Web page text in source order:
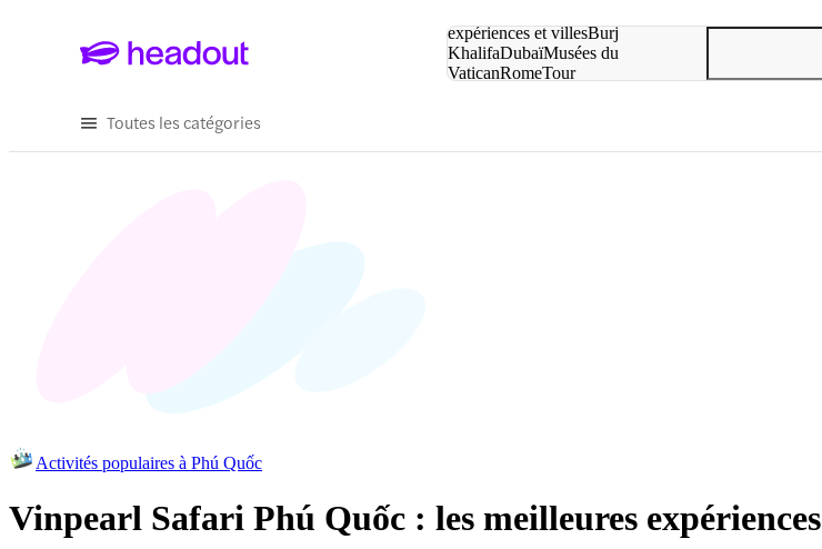
expériences et villesBurj
KhalifaDubaïMusées du
VaticanRomeTour
Toutes les catégories
Activités populaires à Phú Quốc
Vinpearl Safari Phú Quốc : les meilleures expériences